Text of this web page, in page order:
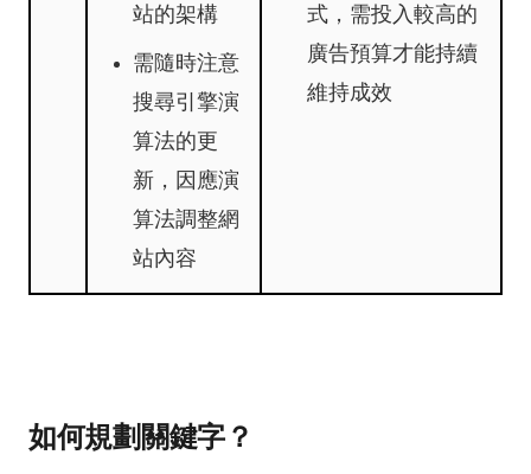
站的架構
需隨時注意
搜尋引擎演
算法的更
新，因應演
算法調整網
站內容
式，需投入較高的
廣告預算才能持續
維持成效
如何規劃關鍵字？